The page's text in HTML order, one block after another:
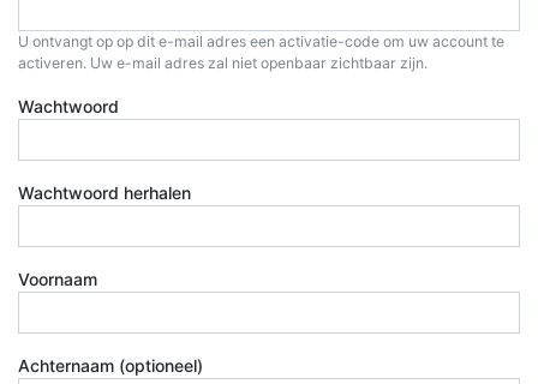
U ontvangt op op dit e-mail adres een activatie-code om uw account te
activeren. Uw e-mail adres zal niet openbaar zichtbaar zijn.
Wachtwoord
Wachtwoord herhalen
Voornaam
Achternaam (optioneel)